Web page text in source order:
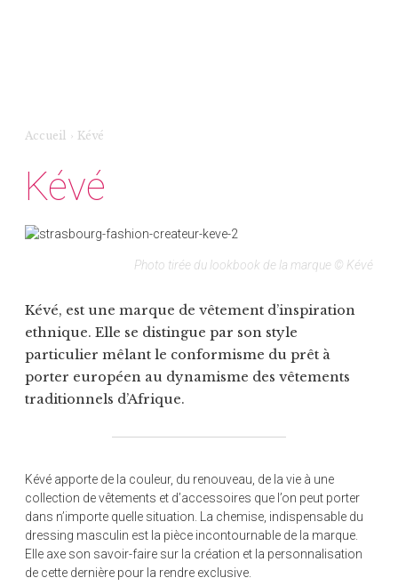
Accueil › Kévé
Kévé
Photo tirée du lookbook de la marque © Kévé
Kévé, est une marque de vêtement d’inspiration
ethnique. Elle se distingue par son style
particulier mêlant le conformisme du prêt à
porter européen au dynamisme des vêtements
traditionnels d’Afrique.
Kévé apporte de la couleur, du renouveau, de la vie à une
collection de vêtements et d’accessoires que l’on peut porter
dans n’importe quelle situation. La chemise, indispensable du
dressing masculin est la pièce incontournable de la marque.
Elle axe son savoir-faire sur la création et la personnalisation
de cette dernière pour la rendre exclusive.